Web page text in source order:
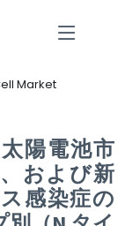
Market
陽電池市
および新
感染症の